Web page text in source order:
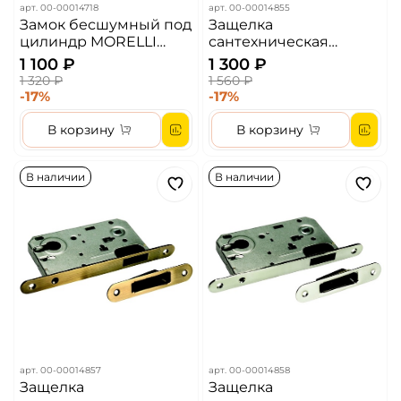
арт. 00-00014718
Замок бесшумный под
цилиндр MORELLI
1885P PG Цвет - Золото
1 100 ₽
1 320 ₽
-17%
В корзину
арт. 00-00014855
Защелка
сантехническая
магнитная MORELLI
2070M PG Цвет -
Золото
1 300 ₽
1 560 ₽
-17%
В корзину
В наличии
арт. 00-00014857
Защелка
В наличии
арт. 00-00014858
Защелка